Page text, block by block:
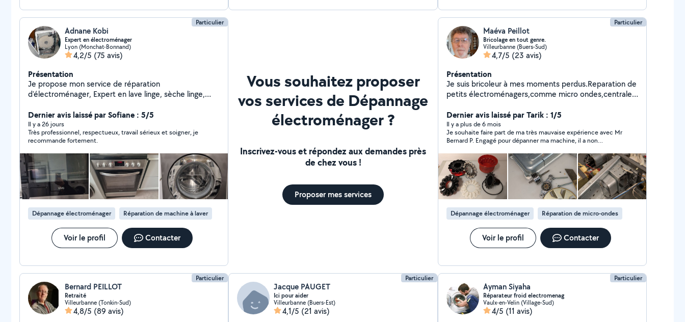
Particulier
Adnane Kobi
Expert en électroménager
Lyon (Monchat-Bonnand)
4,2/5 (75 avis)
Présentation
Je propose mon service de réparation
d'électroménager, Expert en lave linge, sèche linge,
Petit travaux d'électricité, Mécanique, plus de 20 Ans
d'expérience.
Dernier avis laissé par Sofiane : 5/5
Il y a 26 jours
Très professionnel, respectueux, travail sérieux et soigner, je
recommande fortement.
Dépannage électroménager Réparation de machine à laver
Voir le profil Contacter
Vous souhaitez proposer
vos services de Dépannage
électroménager ?
Inscrivez-vous et répondez aux demandes près
de chez vous !
Proposer mes services
Particulier
Maéva Peillot
Bricolage en tout genre.
Villeurbanne (Buers-Sud)
4,7/5 (23 avis)
Présentation
Je suis bricoleur à mes moments perdus.Reparation de
petits électroménagers,comme micro ondes,centrales
et sans fils ..etc
Dernier avis laissé par Tarik : 1/5
Il y a plus de 6 mois
Je souhaite faire part de ma très mauvaise expérience avec Mr
Bernard P. Engagé pour dépanner ma machine, il a non
endommagé la façade de la commande de la machine. Pour
ajouter à cela, il a osé remplacer la pièce cassée par une façade
d’occasion, complètement rayée et qui ne correspond pas du
tout au modèle original. Sa prestation a été un véritable
désastre. Au lieu de rendre ma machine opérationnelle, il a
causé plus de dommages, me laissant dans une situation
encore plus compliquée. Désormais, je suis contraint de
chercher un réparateur compétent pour corriger les erreurs
qu'il a commises. J'attends à présent son retour afin qu'il puisse
revenir vers moi et me proposer une solution pour me remettre
une façade d’origine. Je suis curieux de voir l’honnêteté de ce
monsieur face à ses responsabilités et j'espère qu'il assumera
Dépannage électroménager Réparation de micro-ondes
Voir le profil Contacter
Particulier
Bernard PEILLOT
Retraité
Villeurbanne (Tonkin-Sud)
4,8/5 (89 avis)
Particulier
Jacque PAUGET
Ici pour aider
Villeurbanne (Buers-Est)
4,1/5 (21 avis)
Particulier
Ayman Siyaha
Réparateur froid electromenag
Vaulx-en-Velin (Village-Sud)
4/5 (11 avis)